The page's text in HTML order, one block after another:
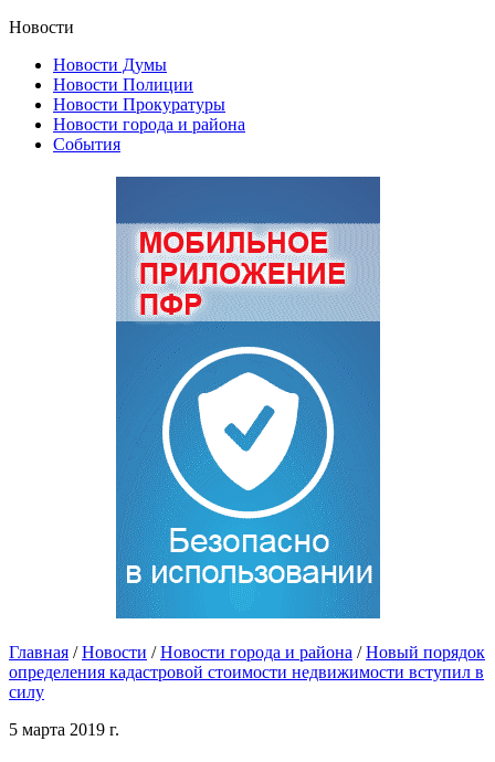
Новости
Новости Думы
Новости Полиции
Новости Прокуратуры
Новости города и района
События
Главная / Новости / Новости города и района / Новый порядок
определения кадастровой стоимости недвижимости вступил в
силу
5 марта 2019 г.